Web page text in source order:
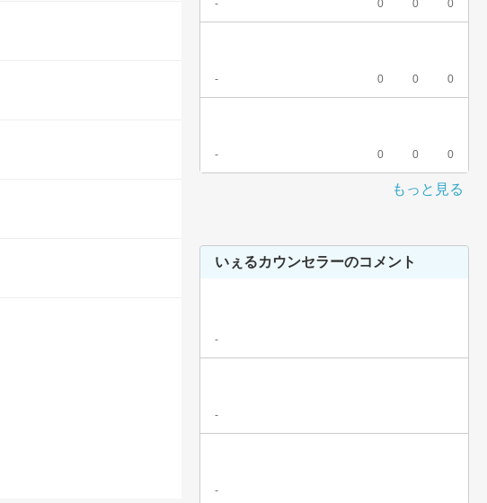
- 0 0 0
- 0 0 0
- 0 0 0
もっと見る
いぇるカウンセラーのコメント
-
-
-